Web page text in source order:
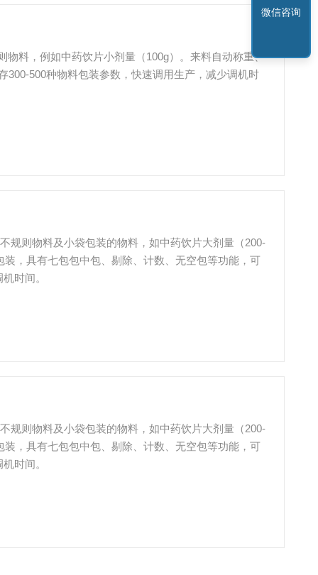
物料，例如中药饮片小剂量（100g）。来料自动称重、
300-500种物料包装参数，快速调用生产，减少调机时
规则物料及小袋包装的物料，如中药饮片大剂量（200-
，具有七包包中包、剔除、计数、无空包等功能，可
时间。
规则物料及小袋包装的物料，如中药饮片大剂量（200-
，具有七包包中包、剔除、计数、无空包等功能，可
时间。
微信咨询